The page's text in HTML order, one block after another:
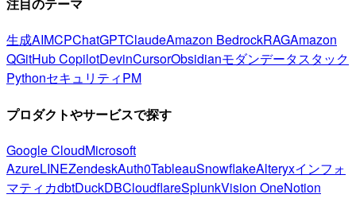
生成AIMCPChatGPTClaudeAmazon BedrockRAGAmazon
QGitHub CopilotDevinCursorObsidianモダンデータスタック
PythonセキュリティPM
プロダクトやサービスで探す
Google CloudMicrosoft
AzureLINEZendeskAuth0TableauSnowflakeAlteryxインフォ
マティカdbtDuckDBCloudflareSplunkVision OneNotion